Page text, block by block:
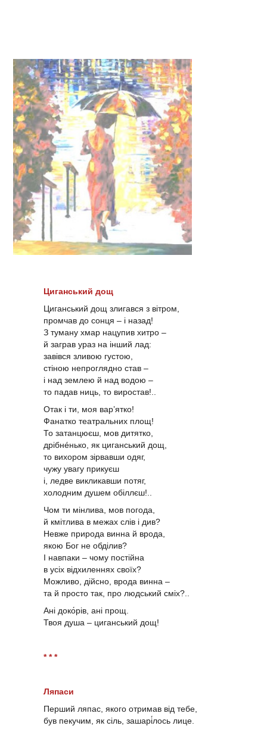
Циганський дощ
Циганський дощ злигався з вітром,
промчав до сонця – і назад!
З туману хмар нацупив хитро –
й заграв ураз на інший лад:
завівся зливою густою,
стіною непроглядно став –
і над землею й над водою –
то падав ниць, то виростав!..
Отак і ти, моя вар’ятко!
Фанатко театральних площ!
То затанцюєш, мов дитятко,
дрібнéнько, як циганський дощ,
то вихором зірвавши одяг,
чужу увагу прикуєш
і, ледве викликавши потяг,
холодним душем обіллєш!..
Чом ти мінлива, мов погода,
й кмітлива в межах слів і див?
Невже природа винна й врода,
якою Бог не обділив?
І навпаки – чому постійна
в усіх відхиленнях своїх?
Можливо, дійсно, врода винна –
та й просто так, про людський сміх?..
Ані доко́рів, ані прощ.
Твоя душа – циганський дощ!
* * *
Ляпаси
Перший ляпас, якого отримав від тебе,
був пекучим, як сіль, зашарі́лось лице.